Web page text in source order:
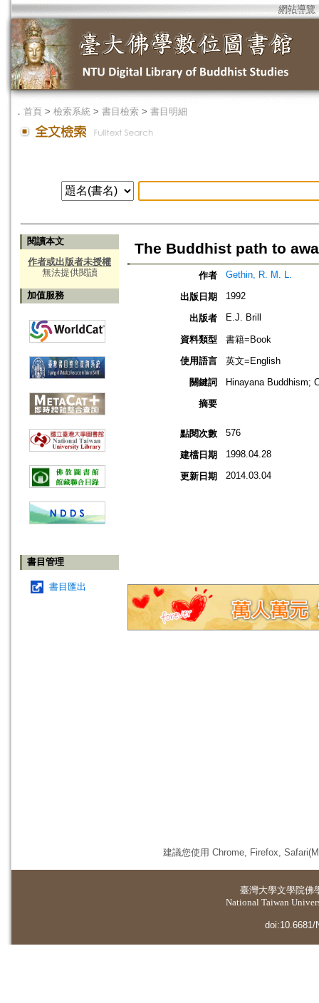
網站導覽
． 首頁 > 檢索系統 > 書目檢索 > 書目明細
閱讀本文
作者或出版者未授權
無法提供閱讀
加值服務
書目管理
書目匯出
The Buddhist path to
作者 Gethin, R. M. L.
出版日期 1992
出版者 E.J. Brill
資料類型
書籍=Book
使用語言
英文=English
關鍵詞
Hinayana Buddhism;
摘要
點閱次數 576
建檔日期 1998.04.28
更新日期 2014.03.04
建議您使用 Chrome, Firefox,
臺灣大學文學院佛
National Taiwan
doi:10.6681/